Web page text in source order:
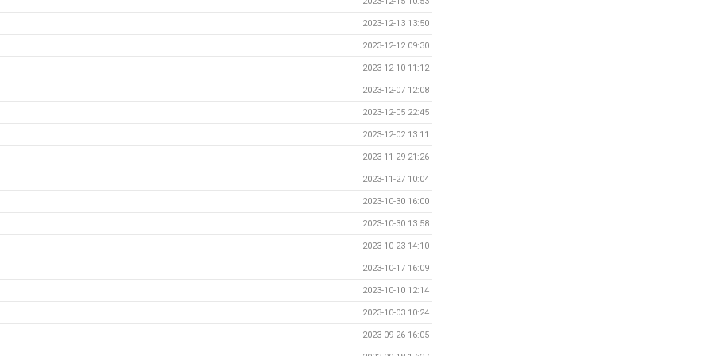
2023-12-13 13:50
2023-12-12 09:30
2023-12-10 11:12
2023-12-07 12:08
2023-12-05 22:45
2023-12-02 13:11
2023-11-29 21:26
2023-11-27 10:04
2023-10-30 16:00
2023-10-30 13:58
2023-10-23 14:10
2023-10-17 16:09
2023-10-10 12:14
2023-10-03 10:24
2023-09-26 16:05